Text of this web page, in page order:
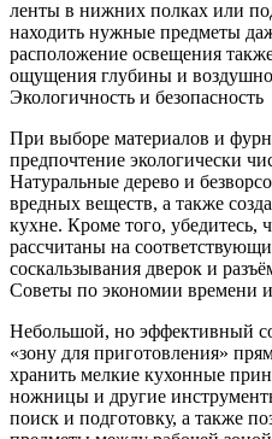
ленты в нижних полках или
находить нужные предметы
расположение освещения
ощущения глубины и
Экологичность и безопасность
При выборе материалов и
предпочтение экологически
Натуральные дерево и
вредных веществ, а также
кухне. Кроме того, убедитесь,
рассчитаны на
соскальзывания дверок и
Советы по экономии времени
Небольшой, но эффективный
«зону для приготовления»
хранить мелкие кухонные
ножницы и другие
поиск и подготовку, а также